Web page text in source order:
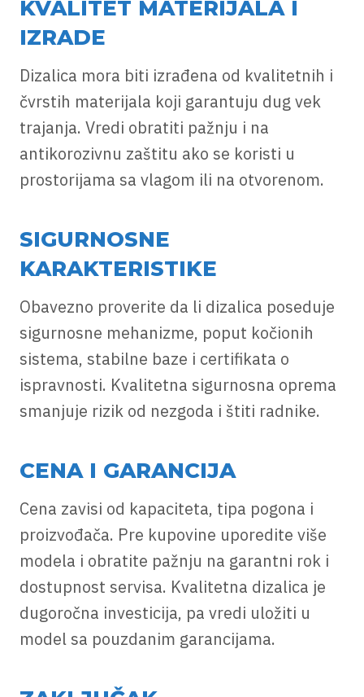
KVALITET MATERIJALA I
IZRADE
Dizalica mora biti izrađena od kvalitetnih i
čvrstih materijala koji garantuju dug vek
trajanja. Vredi obratiti pažnju i na
antikorozivnu zaštitu ako se koristi u
prostorijama sa vlagom ili na otvorenom.
SIGURNOSNE
KARAKTERISTIKE
Obavezno proverite da li dizalica poseduje
sigurnosne mehanizme, poput kočionih
sistema, stabilne baze i certifikata o
ispravnosti. Kvalitetna sigurnosna oprema
smanjuje rizik od nezgoda i štiti radnike.
CENA I GARANCIJA
Cena zavisi od kapaciteta, tipa pogona i
proizvođača. Pre kupovine uporedite više
modela i obratite pažnju na garantni rok i
dostupnost servisa. Kvalitetna dizalica je
dugoročna investicija, pa vredi uložiti u
model sa pouzdanim garancijama.